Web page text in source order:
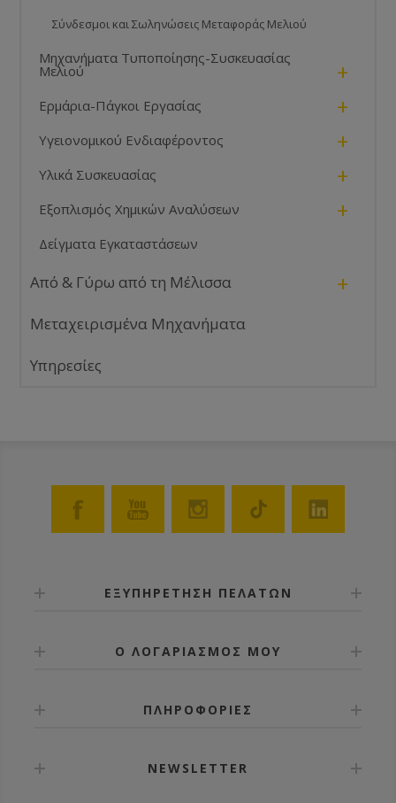
Σύνδεσμοι και Σωληνώσεις Μεταφοράς Μελιού
Μηχανήματα Τυποποίησης-Συσκευασίας
Μελιού +
Ερμάρια-Πάγκοι Εργασίας +
Υγειονομικού Ενδιαφέροντος +
Υλικά Συσκευασίας +
Εξοπλισμός Χημικών Αναλύσεων +
Δείγματα Εγκαταστάσεων
Από & Γύρω από τη Μέλισσα +
Μεταχειρισμένα Μηχανήματα
Υπηρεσίες
ΕΞΥΠΗΡΕΤΗΣΗ ΠΕΛΑΤΩΝ
Ο ΛΟΓΑΡΙΑΣΜΟΣ ΜΟΥ
ΠΛΗΡΟΦΟΡΙΕΣ
NEWSLETTER